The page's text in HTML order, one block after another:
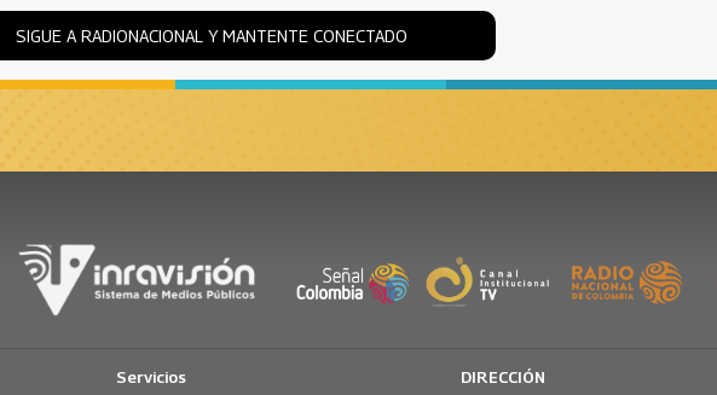
SIGUE A RADIONACIONAL Y MANTENTE CONECTADO
Servicios DIRECCIÓN